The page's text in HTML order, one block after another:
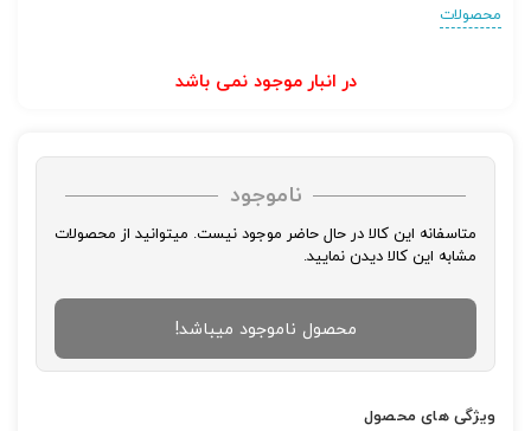
محصولات
در انبار موجود نمی باشد
ناموجود
متاسفانه این کالا در حال حاضر موجود نیست. میتوانید از محصولات
مشابه این کالا دیدن نمایید.
محصول ناموجود میباشد!
ویژگی های محصول